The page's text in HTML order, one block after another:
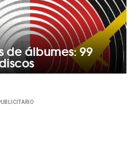
de álbumes: 99